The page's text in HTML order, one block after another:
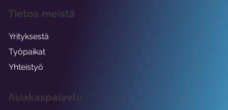
Asiakaspalvelu
Tietoa meistä
Yrityksestä
Työpaikat
Yhteistyö